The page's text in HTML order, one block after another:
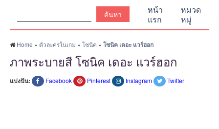
หน้า
แรก
หมวด
หมู่
Home » ตัวละครในเกม » โซนิค » โซนิค เดอะ แวร์ฮอก
ภาพระบายสี โซนิค เดอะ แวร์ฮอก
แบ่งปัน: Facebook Pinterest Instagram Twitter